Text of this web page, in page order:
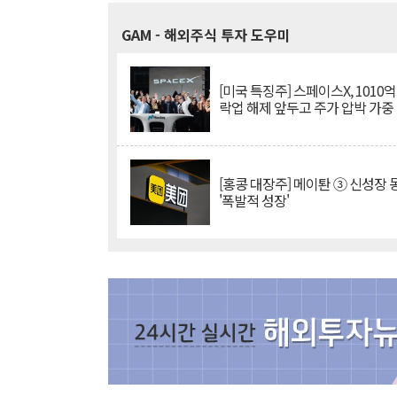
GAM - 해외주식 투자 도우미
[미국 특징주] 스페이스X, 1010
락업 해제 앞두고 주가 압박 가중
[홍콩 대장주] 메이퇀 ③ 신성장
'폭발적 성장'